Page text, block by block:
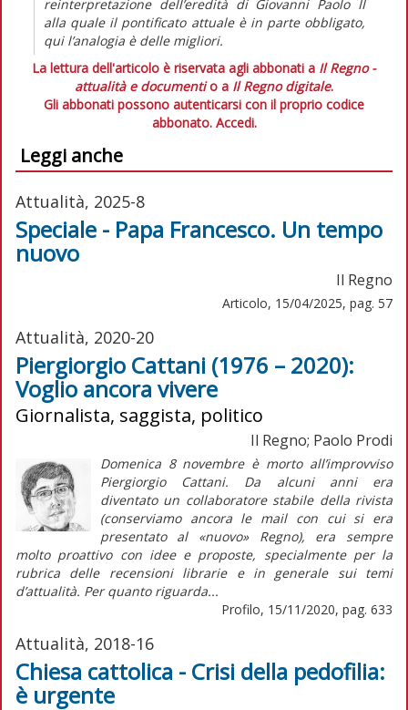
reinterpretazione dell’eredità di Giovanni Paolo II
alla quale il pontificato attuale è in parte obbligato,
qui l’analogia è delle migliori.
La lettura dell'articolo è riservata agli abbonati a Il Regno -
attualità e documentio a Il Regno digitale.
Gli abbonati possono autenticarsi con il proprio codice
abbonato. Accedi.
Leggi anche
Attualità, 2025-8
Speciale - Papa Francesco. Un tempo
nuovo
Il Regno
Articolo, 15/04/2025, pag. 57
Attualità, 2020-20
Piergiorgio Cattani (1976 – 2020):
Voglio ancora vivere
Giornalista, saggista, politico
Il Regno; Paolo Prodi
Domenica 8 novembre è morto all’improvviso
Piergiorgio Cattani. Da alcuni anni era
diventato un collaboratore stabile della rivista
(conserviamo ancora le mail con cui si era
presentato al «nuovo» Regno), era sempre
molto proattivo con idee e proposte, specialmente per la
rubrica delle recensioni librarie e in generale sui temi
d’attualità. Per quanto riguarda...
Profilo, 15/11/2020, pag. 633
Attualità, 2018-16
Chiesa cattolica - Crisi della pedofilia:
è urgente